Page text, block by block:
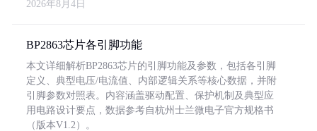
2026年8月4日
BP2863芯片各引脚功能
本文详细解析BP2863芯片的引脚功能及参数，包括各引脚
定义、典型电压/电流值、内部逻辑关系等核心数据，并附
引脚参数对照表。内容涵盖驱动配置、保护机制及典型应
用电路设计要点，数据参考自杭州士兰微电子官方规格书
（版本V1.2）。